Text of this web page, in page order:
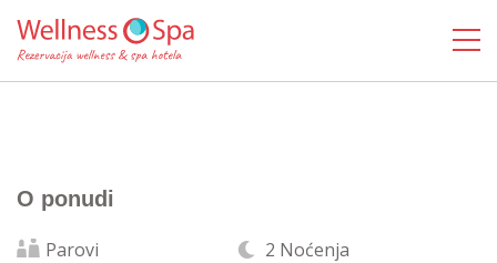
O ponudi
Parovi 2 Noćenja